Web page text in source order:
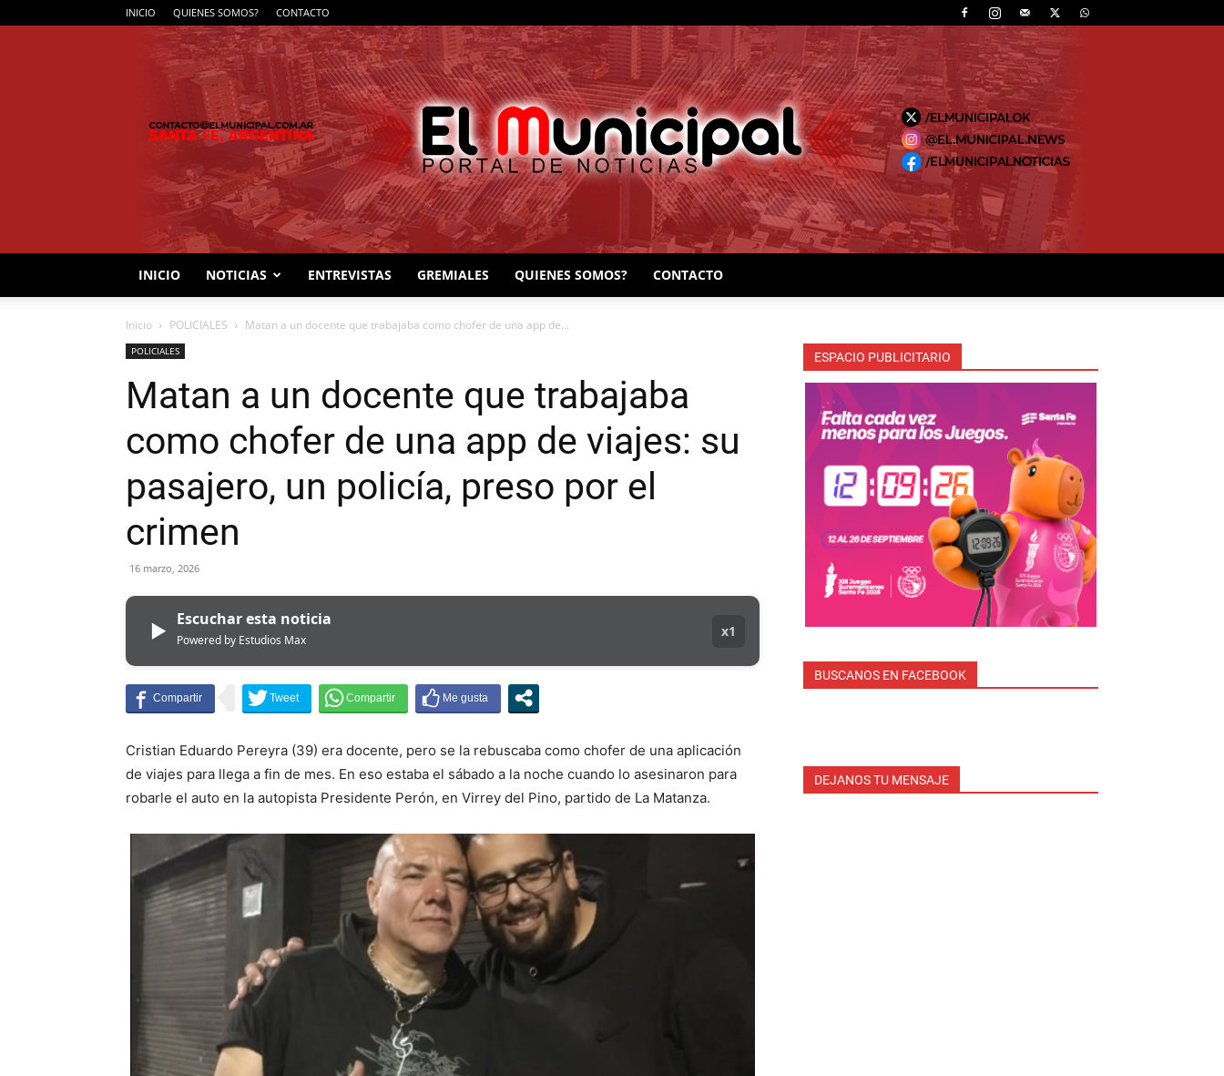
INICIO QUIENES SOMOS? CONTACTO
MUNICIPAL
INICIO NOTICIAS ENTREVISTAS GREMIALES QUIENES SOMOS? CONTACTO
Inicio POLICIALES Matan a un docente que trabajaba como chofer de una app de...
POLICIALES
Matan a un docente que trabajaba
como chofer de una app de viajes: su
pasajero, un policía, preso por el
crimen
16 marzo, 2026
▶ Escuchar esta noticia
Powered by Estudios Max
x1
Cristian Eduardo Pereyra (39) era docente, pero se la rebuscaba como chofer de una aplicación
de viajes para llega a fin de mes. En eso estaba el sábado a la noche cuando lo asesinaron para
robarle el auto en la autopista Presidente Perón, en Virrey del Pino, partido de La Matanza.
ESPACIO PUBLICITARIO
BUSCANOS EN FACEBOOK
DEJANOS TU MENSAJE